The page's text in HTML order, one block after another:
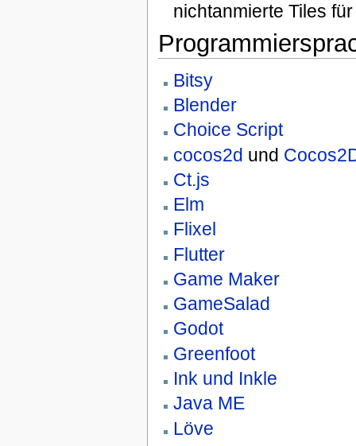
nichtanmierte Tiles
Bitsy
Blender
Choice Script
cocos2d und
Ct.js
Elm
Flixel
Flutter
Game Maker
GameSalad
Godot
Greenfoot
Ink und Inkle
Java ME
Löve